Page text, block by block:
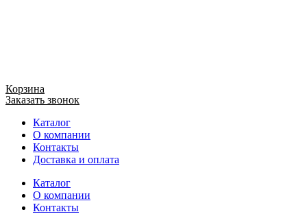
Корзина
Заказать звонок
Каталог
О компании
Контакты
Доставка и оплата
Каталог
О компании
Контакты